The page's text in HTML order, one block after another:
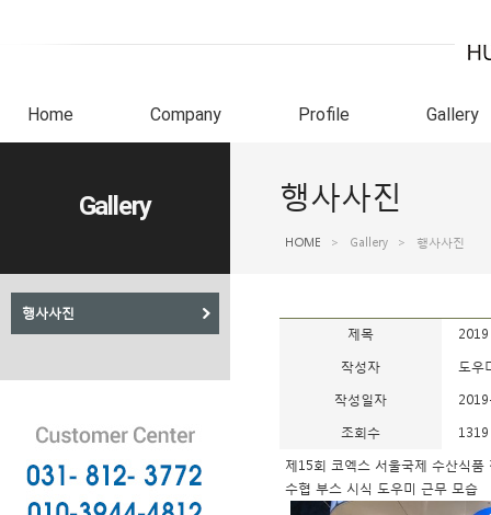
Home Company Profile Gallery
Gallery
행사사진
행사사진
HOME > Gallery > 행사사진
제목
작성자 도우
작성일자
조회수 1319
제15회 코엑스 서울국제 수산식품
수협 부스 시식 도우미 근무 모습